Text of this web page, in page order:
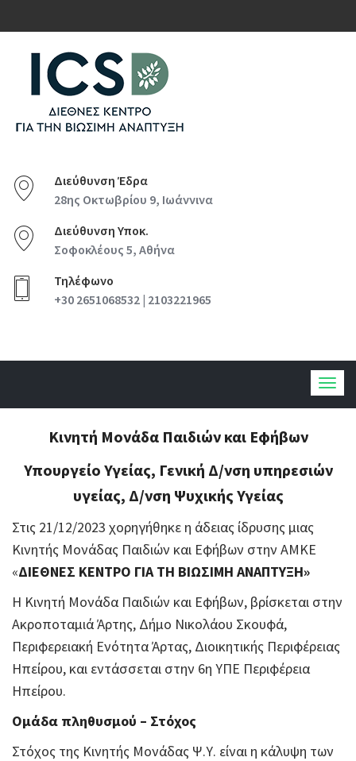
Διεύθυνση Έδρα
28ης Οκτωβρίου 9, Ιωάννινα
Διεύθυνση Υποκ.
Σοφοκλέους 5, Αθήνα
Τηλέφωνο
+30 2651068532 | 2103221965
Κινητή Μονάδα Παιδιών και Εφήβων
Υπουργείο Υγείας, Γενική Δ/νση υπηρεσιών
υγείας, Δ/νση Ψυχικής Υγείας
Στις 21/12/2023 χορηγήθηκε η άδειας ίδρυσης μιας
Κινητής Μονάδας Παιδιών και Εφήβων στην ΑΜΚΕ
«ΔΙΕΘΝΕΣ ΚΕΝΤΡΟ ΓΙΑ ΤΗ ΒΙΩΣΙΜΗ ΑΝΑΠΤΥΞΗ»
Η Κινητή Μονάδα Παιδιών και Εφήβων, βρίσκεται στην
Ακροποταμιά Άρτης, Δήμο Νικολάου Σκουφά,
Περιφερειακή Ενότητα Άρτας, Διοικητικής Περιφέρειας
Ηπείρου, και εντάσσεται στην 6η ΥΠΕ Περιφέρεια
Ηπείρου.
Ομάδα πληθυσμού – Στόχος
Στόχος της Κινητής Μονάδας Ψ.Υ. είναι η κάλυψη των